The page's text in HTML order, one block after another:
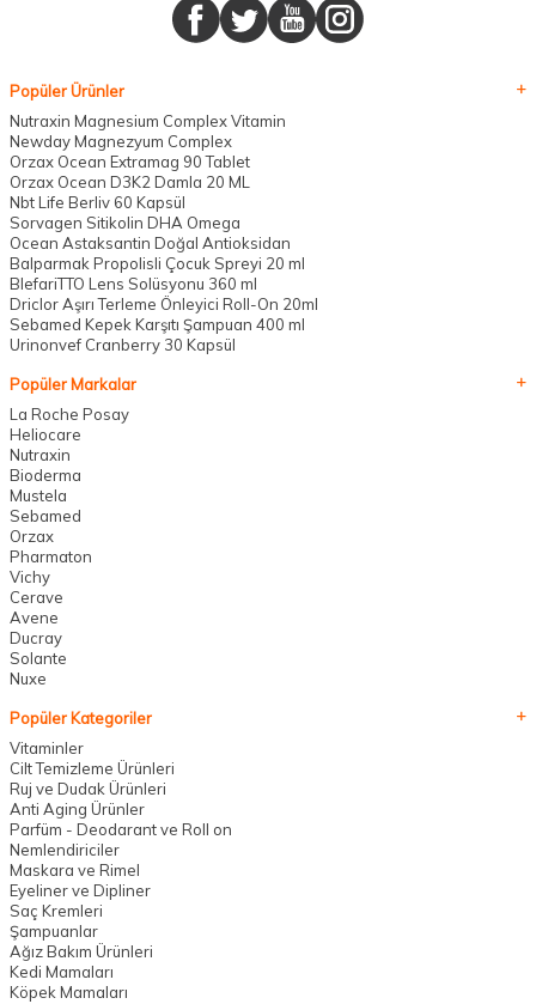
Popüler Ürünler
Nutraxin Magnesium Complex Vitamin
Newday Magnezyum Complex
Orzax Ocean Extramag 90 Tablet
Orzax Ocean D3K2 Damla 20 ML
Nbt Life Berliv 60 Kapsül
Sorvagen Sitikolin DHA Omega
Ocean Astaksantin Doğal Antioksidan
Balparmak Propolisli Çocuk Spreyi 20 ml
BlefariTTO Lens Solüsyonu 360 ml
Driclor Aşırı Terleme Önleyici Roll-On 20ml
Sebamed Kepek Karşıtı Şampuan 400 ml
Urinonvef Cranberry 30 Kapsül
Popüler Markalar
La Roche Posay
Heliocare
Nutraxin
Bioderma
Mustela
Sebamed
Orzax
Pharmaton
Vichy
Cerave
Avene
Ducray
Solante
Nuxe
Popüler Kategoriler
Vitaminler
Cilt Temizleme Ürünleri
Ruj ve Dudak Ürünleri
Anti Aging Ürünler
Parfüm - Deodarant ve Roll on
Nemlendiriciler
Maskara ve Rimel
Eyeliner ve Dipliner
Saç Kremleri
Şampuanlar
Ağız Bakım Ürünleri
Kedi Mamaları
Köpek Mamaları